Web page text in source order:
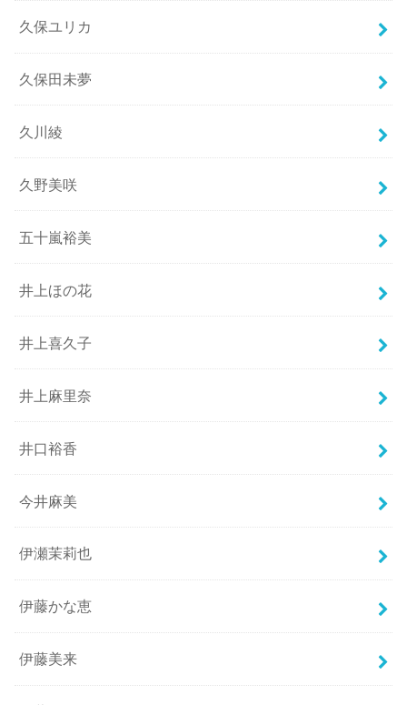
久保ユリカ
久保田未夢
久川綾
久野美咲
五十嵐裕美
井上ほの花
井上喜久子
井上麻里奈
井口裕香
今井麻美
伊瀬茉莉也
伊藤かな恵
伊藤美来